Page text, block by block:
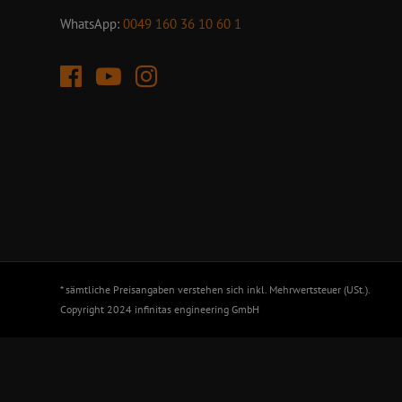
WhatsApp:0049 160 36 10 60 1
* sämtliche Preisangaben verstehen sich inkl. Mehrwertsteuer (USt.).
Copyright 2024 infinitas engineering GmbH